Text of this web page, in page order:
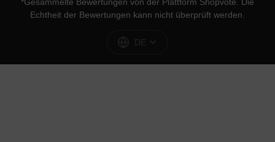
*Gesammelte Bewertungen von der Plattform Shopvote. Die
Echtheit der Bewertungen kann nicht überprüft werden.
DE